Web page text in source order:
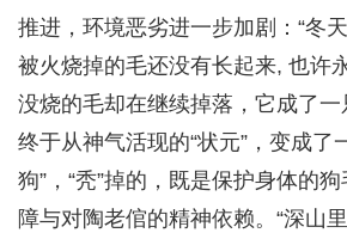
推进，环境恶劣进一步加剧：“冬
被火烧掉的毛还没有长起来, 也许
没烧的毛却在继续掉落，它成了一
终于从神气活现的“状元”，变成了
狗”，“秃”掉的，既是保护身体的
障与对陶老倌的精神依赖。“深山